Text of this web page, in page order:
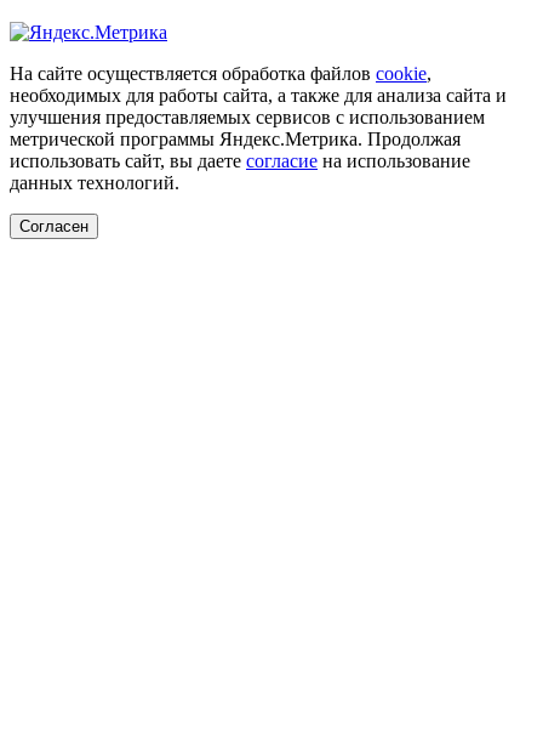
На сайте осуществляется обработка файлов cookie,
необходимых для работы сайта, а также для анализа сайта и
улучшения предоставляемых сервисов с использованием
метрической программы Яндекс.Метрика. Продолжая
использовать сайт, вы даете согласие на использование
данных технологий.
Согласен